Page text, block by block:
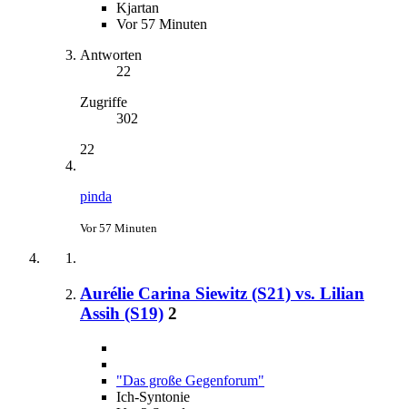
Kjartan
Vor 57 Minuten
Antworten
22
Zugriffe
302
22
pinda
Vor 57 Minuten
Aurélie Carina Siewitz (S21) vs. Lilian
Assih (S19) 2
"Das große Gegenforum"
Ich-Syntonie